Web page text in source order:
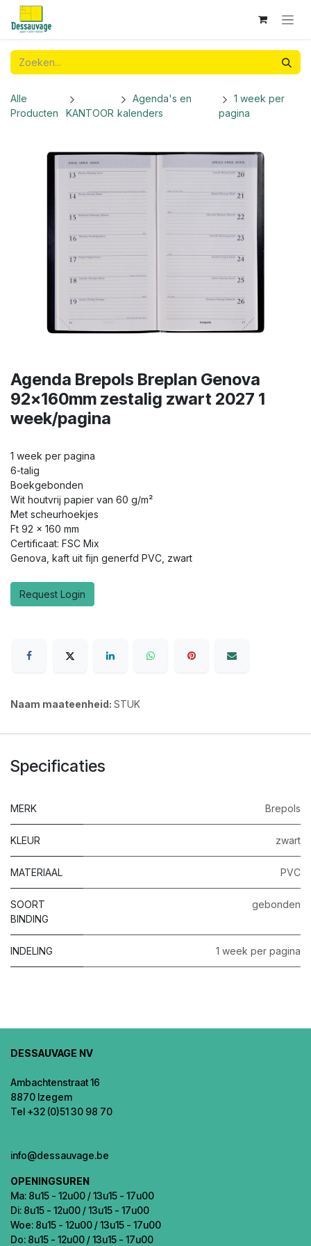
Overslaan naar inhoud
Alle
Producten
KANTOOR
Agenda's en
kalenders
1 week per
pagina
Agenda Brepols Breplan Genova
92x160mm zestalig zwart 2027 1
week/pagina
1 week per pagina
6-talig
Boekgebonden
Wit houtvrij papier van 60 g/m²
Met scheurhoekjes
Ft 92 x 160 mm
Certificaat: FSC Mix
Genova, kaft uit fijn generfd PVC, zwart
Request Login
Naam maateenheid: STUK
Specificaties
MERK Brepols
KLEUR zwart
MATERIAAL PVC
SOORT
BINDING
gebonden
INDELING 1 week per pagina
DESSAUVAGE NV
Ambachtenstraat 16
8870 Izegem
Tel +32 (0)51 30 98 70
info@dessauvage.be
OPENINGSUREN
Ma: 8u15 - 12u00 / 13u15 - 17u00
Di: 8u15 - 12u00 / 13u15 - 17u00
Woe: 8u15 - 12u00 / 13u15 - 17u00
Do: 8u15 - 12u00 / 13u15 - 17u00